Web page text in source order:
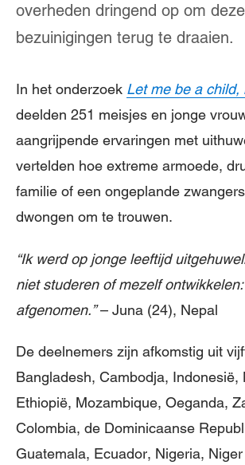
overheden dringend op om deze
bezuinigingen terug te draaien.
In het onderzoek Let me be a child,
deelden 251 meisjes en jonge
aangrijpende ervaringen met
vertelden hoe extreme armoede,
familie of een ongeplande
dwongen om te trouwen.
“Ik werd op jonge leeftijd
niet studeren of mezelf
afgenomen.”– Juna (24), Nepal
De deelnemers zijn afkomstig uit
Bangladesh, Cambodja, Indonesië,
Ethiopië, Mozambique, Oeganda,
Colombia, de Dominicaanse
Guatemala, Ecuador, Nigeria,